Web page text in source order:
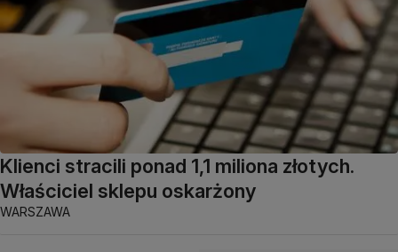
Klienci stracili ponad 1,1 miliona złotych.
Właściciel sklepu oskarżony
WARSZAWA